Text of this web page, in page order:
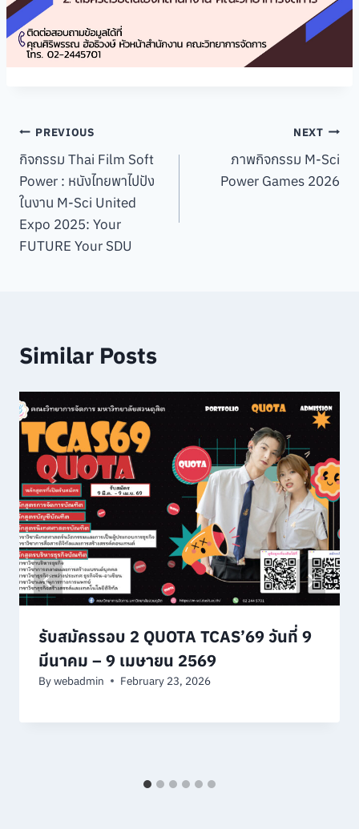
Post
navigation
PREVIOUS
กิจกรรม Thai Film Soft
Power : หนังไทยพาไปปัง
ในงาน M-Sci United
Expo 2025: Your
FUTURE Your SDU
NEXT
ภาพกิจกรรม M-Sci
Power Games 2026
Similar Posts
รับสมัครรอบ 2 QUOTA TCAS’69 วันที่ 9
มีนาคม – 9 เมษายน 2569
Bywebadmin February 23, 2026